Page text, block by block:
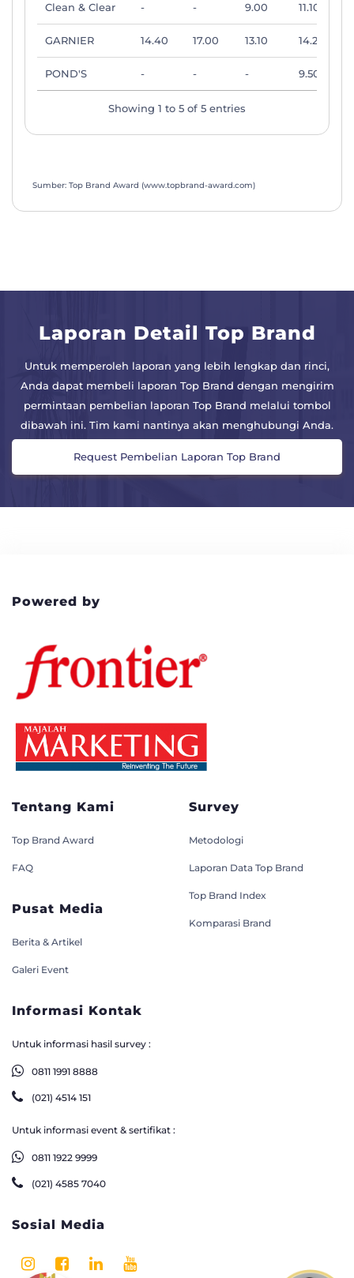
Clean & Clear - - 9.00 11.10
GARNIER 14.40 17.00 13.10 14.20
POND'S - - - 9.50
Showing 1 to 5 of 5 entries
Sumber: Top Brand Award (www.topbrand-award.com)
Laporan Detail Top Brand
Untuk memperoleh laporan yang lebih lengkap dan rinci,
Anda dapat membeli laporan Top Brand dengan mengirim
permintaan pembelian laporan Top Brand melalui tombol
dibawah ini. Tim kami nantinya akan menghubungi Anda.
Request Pembelian Laporan Top Brand
Powered by
Tentang Kami
Top Brand Award
FAQ
Pusat Media
Berita & Artikel
Galeri Event
Survey
Metodologi
Laporan Data Top Brand
Top Brand Index
Komparasi Brand
Informasi Kontak
Untuk informasi hasil survey :
0811 1991 8888
(021) 4514 151
Untuk informasi event & sertifikat :
0811 1922 9999
(021) 4585 7040
Sosial Media